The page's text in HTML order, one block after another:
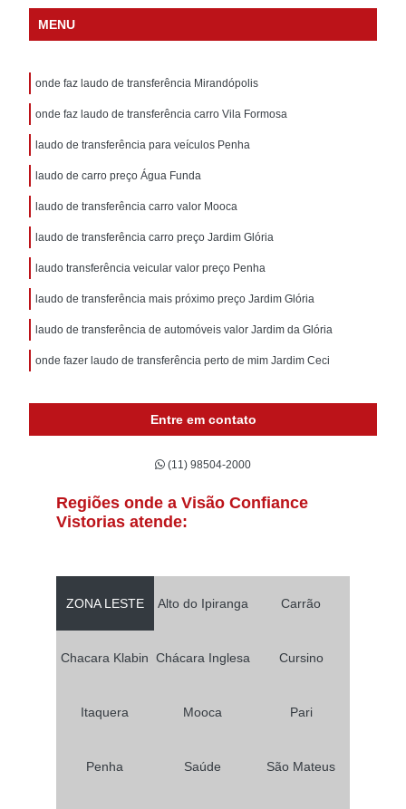
MENU
onde faz laudo de transferência Mirandópolis
onde faz laudo de transferência carro Vila Formosa
laudo de transferência para veículos Penha
laudo de carro preço Água Funda
laudo de transferência carro valor Mooca
laudo de transferência carro preço Jardim Glória
laudo transferência veicular valor preço Penha
laudo de transferência mais próximo preço Jardim Glória
laudo de transferência de automóveis valor Jardim da Glória
onde fazer laudo de transferência perto de mim Jardim Ceci
Entre em contato
(11) 98504-2000
Regiões onde a Visão Confiance
Vistorias atende:
ZONA LESTE Alto do Ipiranga Carrão
Chacara Klabin Chácara Inglesa Cursino
Itaquera Mooca Pari
Penha Saúde São Mateus